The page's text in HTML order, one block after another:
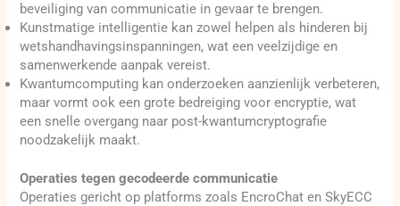
beveiliging van communicatie in gevaar te brengen.
Kunstmatige intelligentie kan zowel helpen als hinderen bij
wetshandhavingsinspanningen, wat een veelzijdige en
samenwerkende aanpak vereist.
Kwantumcomputing kan onderzoeken aanzienlijk verbeteren,
maar vormt ook een grote bedreiging voor encryptie, wat
een snelle overgang naar post-kwantumcryptografie
noodzakelijk maakt.
Operaties tegen gecodeerde communicatie
Operaties gericht op platforms zoals EncroChat en SkyECC